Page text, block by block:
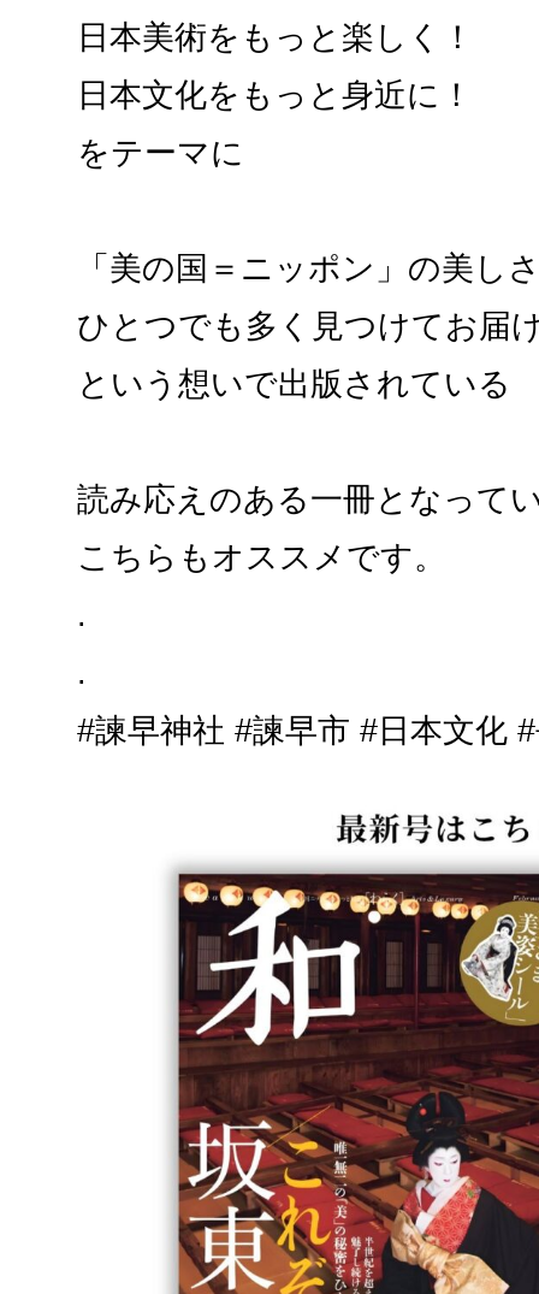
日本美術をもっと楽しく！
日本文化をもっと身近に！
をテーマに
「美の国＝ニッポン」の美し
ひとつでも多く見つけてお届
という想いで出版されている
読み応えのある一冊となって
こちらもオススメです。
.
.
#諫早神社 #諫早市 #日本文化